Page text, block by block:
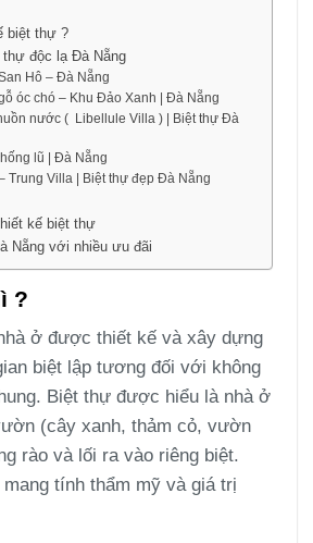
biệt thự ?
độc lạ Đà Nẵng
Hô – Đà Nẵng
óc chó – Khu Đảo Xanh | Đà Nẵng
nước ( Libellule Villa ) | Biệt thự Đà
lũ | Đà Nẵng
Trung Villa | Biệt thự đẹp Đà Nẵng
kế biệt thự
Nẵng với nhiều ưu đãi
?
ở được thiết kế và xây dựng
biệt lập tương đối với không
Biệt thự được hiểu là nhà ở
(cây xanh, thảm cỏ, vườn
rào và lối ra vào riêng biệt.
tính thẩm mỹ và giá trị